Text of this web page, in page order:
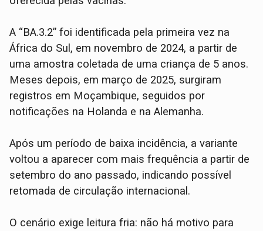
A “BA.3.2” foi identificada pela primeira vez na
África do Sul, em novembro de 2024, a partir de
uma amostra coletada de uma criança de 5 anos.
Meses depois, em março de 2025, surgiram
registros em Moçambique, seguidos por
notificações na Holanda e na Alemanha.
Após um período de baixa incidência, a variante
voltou a aparecer com mais frequência a partir de
setembro do ano passado, indicando possível
retomada de circulação internacional.
O cenário exige leitura fria: não há motivo para